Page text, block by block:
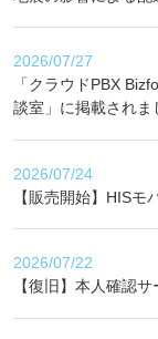
2026/07/27
「クラウドPBX
談室」に掲載されま
2026/07/24
【販売開始】HIS
2026/07/22
【復旧】本人確認